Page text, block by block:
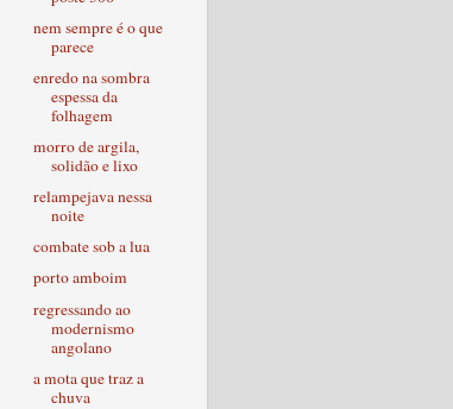
nem sempre é o que
parece
enredo na sombra
espessa da
folhagem
morro de argila,
solidão e lixo
relampejava nessa
noite
combate sob a lua
porto amboim
regressando ao
modernismo
angolano
a mota que traz a
chuva